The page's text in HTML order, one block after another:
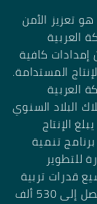
تعزيز الأمن
العربية
إمدادات كافية
المستدامة.
العربية
البلاد السنوي
320 ألف طن، يبلغ الإنتاج
برنامج تنمية
للتطوير
قدرات تربية
الأحياء المائية المحلية للوصول إلى إنتاج يصل إلى 530 ألف